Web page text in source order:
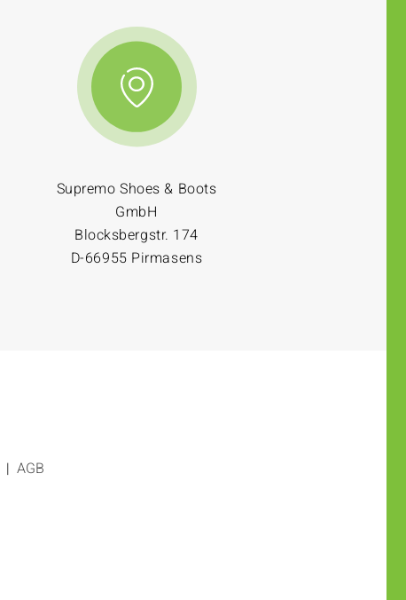
Supremo Shoes & Boots
GmbH
Blocksbergstr. 174
D-66955 Pirmasens
AGB